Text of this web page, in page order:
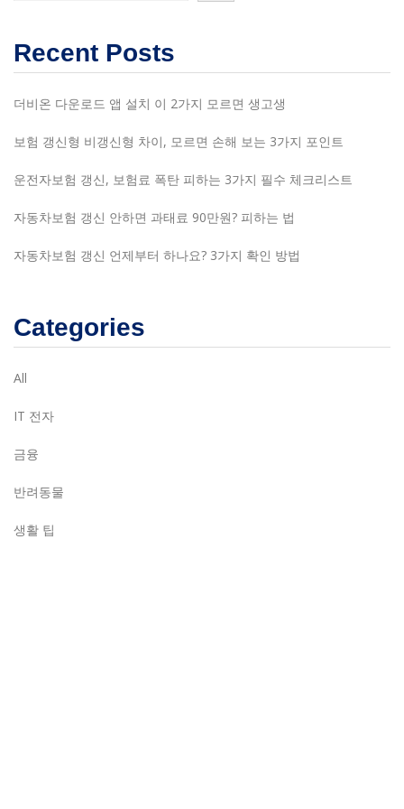
Recent Posts
더비온 다운로드 앱 설치 이 2가지 모르면 생고생
보험 갱신형 비갱신형 차이, 모르면 손해 보는 3가지 포인트
운전자보험 갱신, 보험료 폭탄 피하는 3가지 필수 체크리스트
자동차보험 갱신 안하면 과태료 90만원? 피하는 법
자동차보험 갱신 언제부터 하나요? 3가지 확인 방법
Categories
All
IT 전자
금융
반려동물
생활 팁